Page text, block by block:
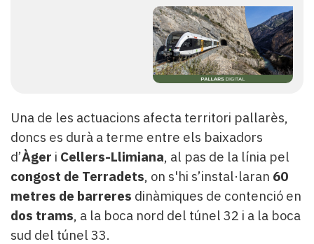
Una de les actuacions afecta territori pallarès,
doncs es durà a terme entre els baixadors
d’Àger i Cellers-Llimiana, al pas de la línia pel
congost de Terradets, on s'hi s’instal·laran 60
metres de barreres dinàmiques de contenció en
dos trams, a la boca nord del túnel 32 i a la boca
sud del túnel 33.